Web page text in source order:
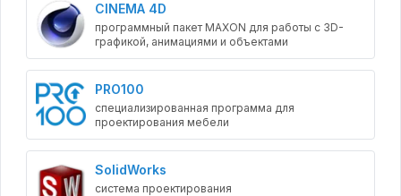
CINEMA 4D
программный пакет MAXON для работы с 3D-
графикой, анимациями и объектами
PRO100
специализированная программа для
проектирования мебели
SolidWorks
система проектирования